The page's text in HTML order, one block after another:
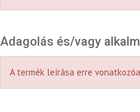
Adagolás és/vagy
A termék leírása erre